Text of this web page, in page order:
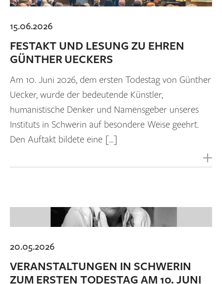
15.06.2026
FESTAKT UND LESUNG ZU EHREN
GÜNTHER UECKERS
Am 10. Juni 2026, dem ersten Todestag von Günther
Uecker, wurde der bedeutende Künstler,
humanistische Denker und Namensgeber unseres
Instituts in Schwerin auf besondere Weise geehrt.
Den Auftakt bildete eine […]
20.05.2026
VERANSTALTUNGEN IN SCHWERIN
ZUM ERSTEN TODESTAG AM 10. JUNI